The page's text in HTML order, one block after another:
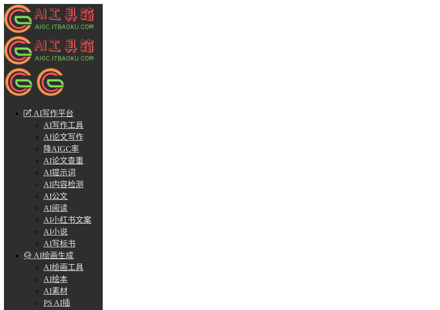
AI写作平台
AI写作工具
AI论文写作
降AIGC率
AI论文查重
AI提示词
AI内容检测
AI公文
AI阅读
AI小红书文案
AI小说
AI写标书
AI绘画生成
AI绘画工具
AI绘本
AI素材
PS AI插